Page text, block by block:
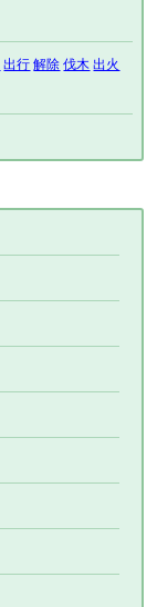
出行 解除 伐木 出火